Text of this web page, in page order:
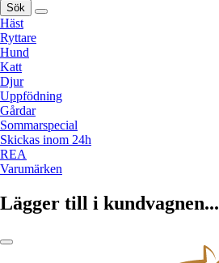
Sök
Häst
Ryttare
Hund
Katt
Djur
Uppfödning
Gårdar
Sommarspecial
Skickas inom 24h
REA
Varumärken
Lägger till i kundvagnen...